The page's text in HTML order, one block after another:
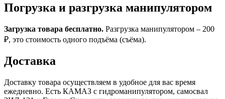
Погрузка и разгрузка манипулятором
Загрузка товара бесплатно. Разгрузка манипулятором – 200
₽, это стоимость одного подъёма (съёма).
Доставка
Доставку товара осуществляем в удобное для вас время
ежедневно. Есть КАМАЗ с гидроманипулятором, самосвал